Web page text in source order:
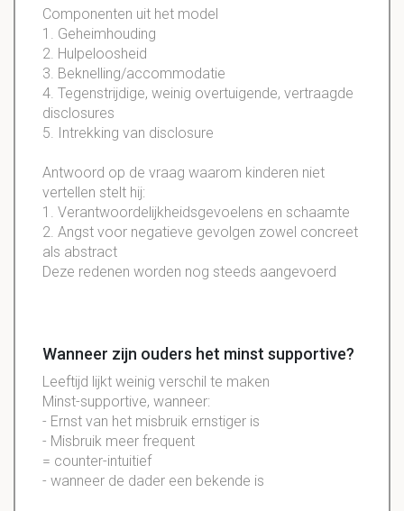
Componenten uit het model
1. Geheimhouding
2. Hulpeloosheid
3. Beknelling/accommodatie
4. Tegenstrijdige, weinig overtuigende, vertraagde
disclosures
5. Intrekking van disclosure
Antwoord op de vraag waarom kinderen niet
vertellen stelt hij:
1. Verantwoordelijkheidsgevoelens en schaamte
2. Angst voor negatieve gevolgen zowel concreet
als abstract
Deze redenen worden nog steeds aangevoerd
Wanneer zijn ouders het minst supportive?
Leeftijd lijkt weinig verschil te maken
Minst-supportive, wanneer:
- Ernst van het misbruik ernstiger is
- Misbruik meer frequent
= counter-intuitief
- wanneer de dader een bekende is